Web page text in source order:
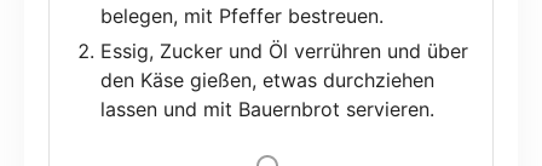
belegen, mit Pfeffer bestreuen.
Essig, Zucker und Öl verrühren und über
den Käse gießen, etwas durchziehen
lassen und mit Bauernbrot servieren.